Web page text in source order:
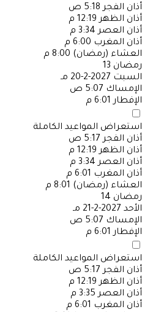
أذان الفجر 5:18 ص
أذان الظهر 12:19 م
أذان العصر 3:34 م
أذان المغرب 6:00 م
العشاء (رمضان) 8:00 م
رمضان 13
السبت 2027-2-20 مـ
الإمساك 5:07 ص
الإفطار 6:01 م
استعراض المواعيد الكاملة
أذان الفجر 5:17 ص
أذان الظهر 12:19 م
أذان العصر 3:34 م
أذان المغرب 6:01 م
العشاء (رمضان) 8:01 م
رمضان 14
الأحد 2027-2-21 مـ
الإمساك 5:07 ص
الإفطار 6:01 م
استعراض المواعيد الكاملة
أذان الفجر 5:17 ص
أذان الظهر 12:19 م
أذان العصر 3:35 م
أذان المغرب 6:01 م